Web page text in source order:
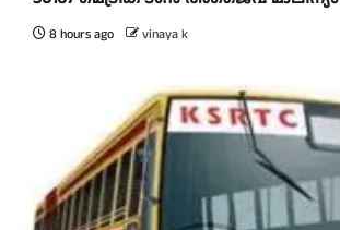
8 hours ago vinaya k